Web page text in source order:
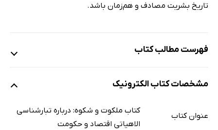
تاریخ بشریت مصادف و هم‌زمان باشد.
فهرست مطالب کتاب
یادداشت مترجمان ایتالیایی به انگلیسی
فصل اول: دو پارادایم
مشخصات کتاب الکترونیک
عنوان کتاب
کتاب ملکوت و شکوه: درباره تبارشناسی
الاهیاتی اقتصاد و حکومت